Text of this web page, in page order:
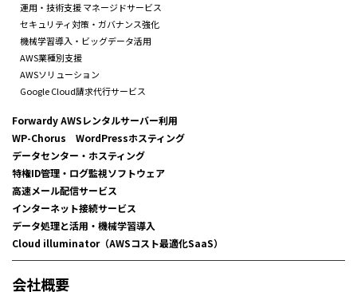
運用・技術支援 マネージドサービス
セキュリティ対策・ガバナンス強化
機械学習導入・ビッグデータ活用
AWS業種別支援
AWSソリューション
Google Cloud請求代行サービス
Forwardy AWSレンタルサーバー利用
WP-Chorus WordPressホスティング
データセンター・ホスティング
特権ID管理・ログ監視ソフトウェア
高速メール配信サービス
インターネット接続サービス
データ処理と活用・機械学習導入
Cloud illuminator（AWSコスト最適化SaaS）
会社概要